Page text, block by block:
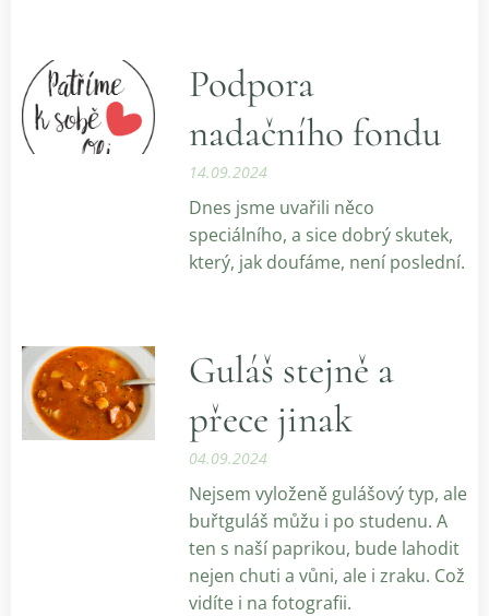
Podpora
nadačního fondu
14.09.2024
Dnes jsme uvařili něco
speciálního, a sice dobrý skutek,
který, jak doufáme, není poslední.
Guláš stejně a
přece jinak
04.09.2024
Nejsem vyloženě gulášový typ, ale
buřtguláš můžu i po studenu. A
ten s naší paprikou, bude lahodit
nejen chuti a vůni, ale i zraku. Což
vidíte i na fotografii.